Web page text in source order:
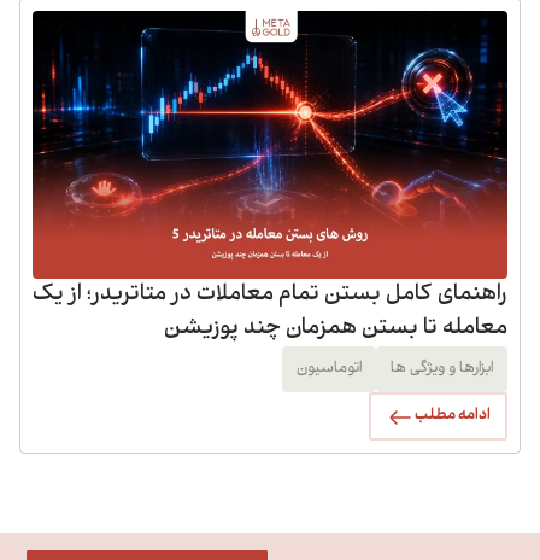
راهنمای کامل بستن تمام معاملات در متاتریدر؛ از یک
معامله تا بستن همزمان چند پوزیشن
ابزارها و ویژگی ها اتوماسیون
ادامه مطلب